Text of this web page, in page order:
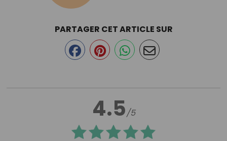
4.5/5
PARTAGER CET ARTICLE SUR